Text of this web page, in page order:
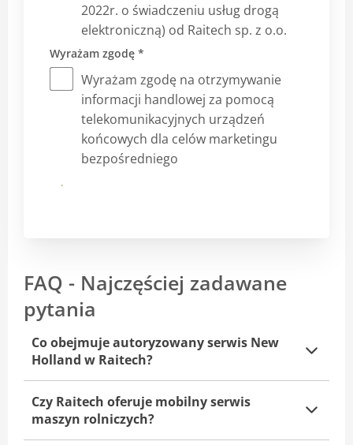
2022r. o świadczeniu usług drogą
elektroniczną) od Raitech sp. z o.o.
Wyrażam zgodę *
Wyrażam zgodę na otrzymywanie
informacji handlowej za pomocą
telekomunikacyjnych urządzeń
końcowych dla celów marketingu
bezpośredniego
Prześlij
FAQ - Najczęściej zadawane
pytania
Co obejmuje autoryzowany serwis New
Holland w Raitech?
Czy Raitech oferuje mobilny serwis
maszyn rolniczych?